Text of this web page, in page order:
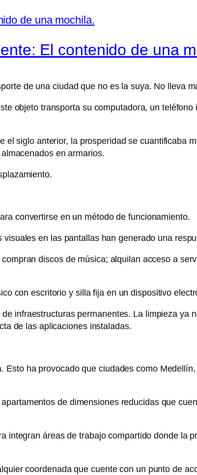
El contenido de una
de una ciudad que no es la suya. No lleva
objeto transporta su computadora, un
siglo anterior, la prosperidad se cuantificaba
en armarios.
convertirse en un método de funcionamiento.
en las pantallas han generado una
discos de música; alquilan acceso a
con escritorio y silla fija en un dispositivo
infraestructuras permanentes. La limpieza ya
de las aplicaciones instaladas.
ha provocado que ciudades como
de dimensiones reducidas que
integran áreas de trabajo compartido donde la
coordenada que cuente con un punto de